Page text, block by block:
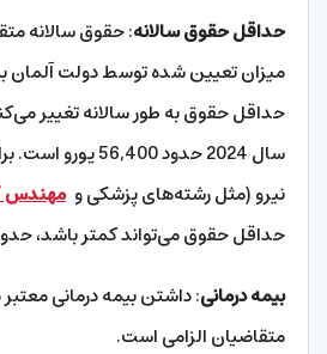
حداقل حقوق سالانه: حقوق سالانه
میزان تعیین شده توسط دولت آلمان
حداقل حقوق به طور سالانه تغییر
سال 2024 حدود
نیرو (مثل رشته‌های پزشکی ومهندس IT در آلمان
حداقل حقوق می‌تواند کمتر باشد، حدود 44,304
بیمه درمانی: داشتن بیمه درمانی معتبر
متقاضیان الزامی است.